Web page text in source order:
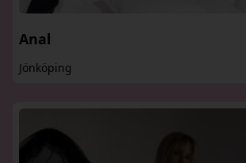
Anal
Jönköping